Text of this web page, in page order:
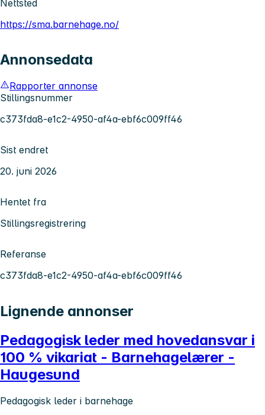
Nettsted
https://sma.barnehage.no/
Annonsedata
Rapporter annonse
Stillingsnummer
c373fda8-e1c2-4950-af4a-ebf6c009ff46
Sist endret
20. juni 2026
Hentet fra
Stillingsregistrering
Referanse
c373fda8-e1c2-4950-af4a-ebf6c009ff46
Lignende annonser
Pedagogisk leder med hovedansvar i
100 % vikariat - Barnehagelærer -
Haugesund
Pedagogisk leder i barnehage